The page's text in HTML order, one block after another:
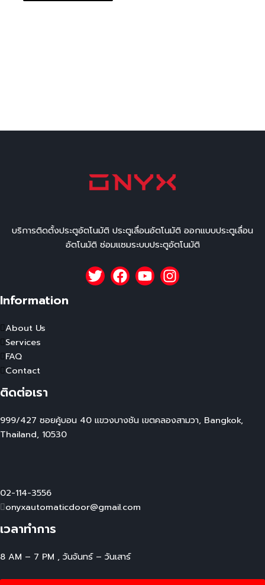
บริการติดตั้งประตูอัตโนมัติ ประตูเลื่อนอัตโนมัติ ออกแบบประตูเลื่อน
อัตโนมัติ ซ่อมแซมระบบประตูอัตโนมัติ
Information
About Us
Services
FAQ
Contact
ติดต่อเรา
999/427 ซอยคู้บอน 40 แขวงบางชัน เขตคลองสามวา, Bangkok,
Thailand, 10530
02-114-3556
onyxautomaticdoor@gmail.com
เวลาทำการ
8 AM – 7 PM , วันจันทร์ – วันเสาร์